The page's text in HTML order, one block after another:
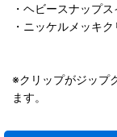
・ヘビースナップ
・ニッケルメッキ
※クリップがジップ
ます。